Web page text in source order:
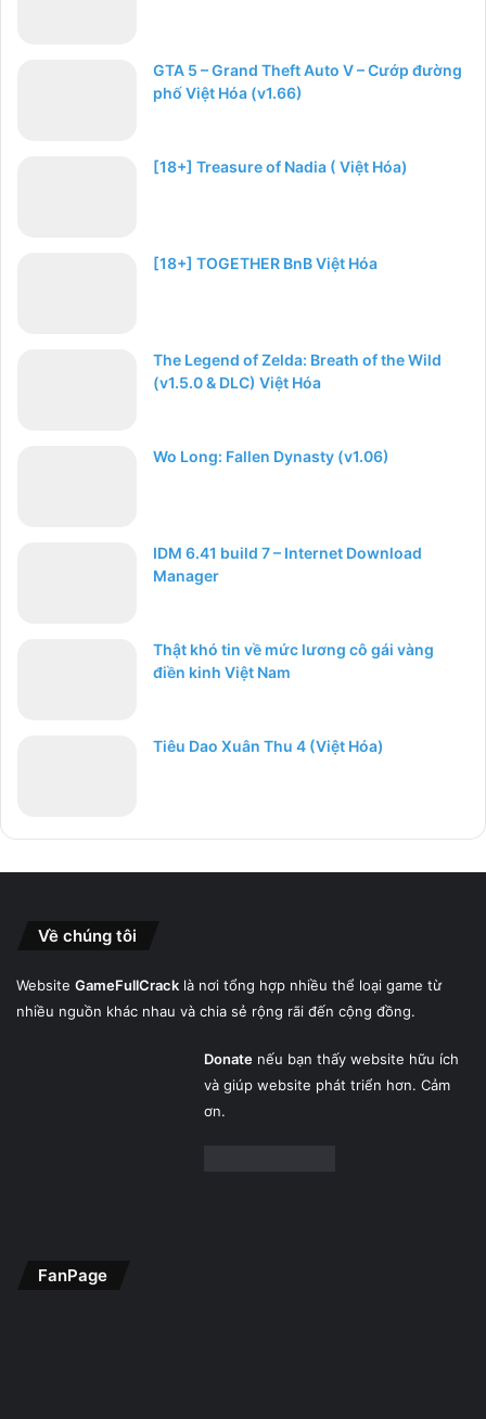
GTA 5 – Grand Theft Auto V – Cướp đường
phố Việt Hóa (v1.66)
[18+] Treasure of Nadia ( Việt Hóa)
[18+] TOGETHER BnB Việt Hóa
The Legend of Zelda: Breath of the Wild
(v1.5.0 & DLC) Việt Hóa
Wo Long: Fallen Dynasty (v1.06)
IDM 6.41 build 7 – Internet Download
Manager
Thật khó tin về mức lương cô gái vàng
điền kinh Việt Nam
Tiêu Dao Xuân Thu 4 (Việt Hóa)
Về chúng tôi
Website GameFullCrack là nơi tổng hợp nhiều thể loại game từ
nhiều nguồn khác nhau và chia sẻ rộng rãi đến cộng đồng.
Donatenếu bạn thấy website hữu ích
và giúp website phát triển hơn. Cảm
ơn.
FanPage